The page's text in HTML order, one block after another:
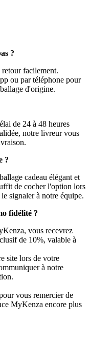
?
facilement.
ou par téléphone pour
d'origine.
de 24 à 48 heures
notre livreur vous
?
cadeau élégant et
de cocher l'option lors
signaler à notre équipe.
fidélité ?
vous recevrez
de 10%, valable à
site lors de votre
à notre
vous remercier de
MyKenza encore plus